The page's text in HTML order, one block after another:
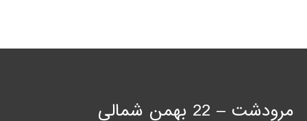
مرودشت – 22 بهمن شمالی